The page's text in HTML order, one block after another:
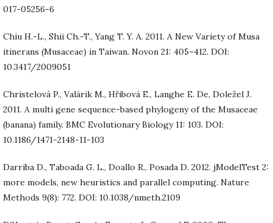
017-05256-6
Chiu H.-L., Shii Ch.-T., Yang T. Y. A. 2011. A New Variety of Musa
itinerans (Musaceae) in Taiwan. Novon 21: 405–412. DOI:
10.3417/2009051
Christelová P., Valárik M., Hřibová E., Langhe E. De, Doležel J.
2011. A multi gene sequence-based phylogeny of the Musaceae
(banana) family. BMC Evolutionary Biology 11: 103. DOI:
10.1186/1471-2148-11-103
Darriba D., Taboada G. L., Doallo R., Posada D. 2012. jModelTest 2:
more models, new heuristics and parallel computing. Nature
Methods 9(8): 772. DOI: 10.1038/nmeth.2109